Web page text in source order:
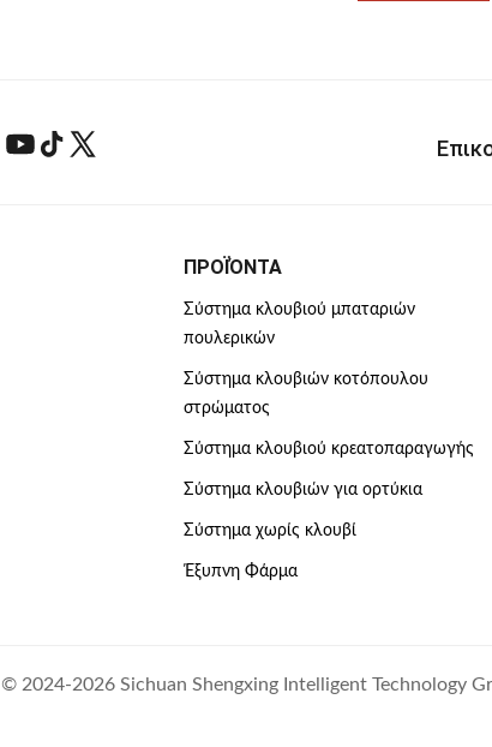
ΠΡΟΪΌΝΤΑ
Σύστημα κλουβιού μπαταριών
πουλερικών
Σύστημα κλουβιών κοτόπουλου
στρώματος
Σύστημα κλουβιού κρεατοπαραγωγής
Σύστημα κλουβιών για ορτύκια
Σύστημα χωρίς κλουβί
Έξυπνη Φάρμα
© 2024-2026 Sichuan Shengxing Intelligent Technology